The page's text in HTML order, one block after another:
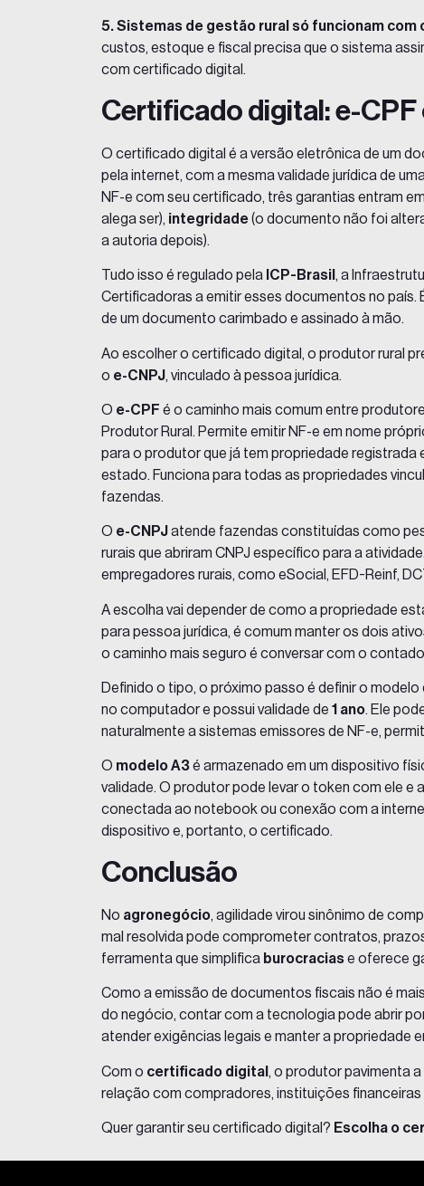
5. Sistemas de gestão rural só funcionam
custos, estoque e fiscal precisa que o sistema
com certificado digital.
Certificado digital: e-CPF
O certificado digital é a versão eletrônica de um
pela internet, com a mesma validade jurídica de
NF-e com seu certificado, três garantias entram
alega ser), integridade(o documento não foi
a autoria depois).
Tudo isso é regulado pela ICP-Brasil , a
Certificadoras a emitir esses documentos no país.
de um documento carimbado e assinado à mão.
Ao escolher o certificado digital, o produtor rural
o e-CNPJ, vinculado à pessoa jurídica.
O e-CPF é o caminho mais comum entre
Produtor Rural. Permite emitir NF-e em nome
para o produtor que já tem propriedade registrada
estado. Funciona para todas as propriedades
fazendas.
O e-CNPJatende fazendas constituídas como
rurais que abriram CNPJ específico para a
empregadores rurais, como eSocial, EFD-Reinf,
A escolha vai depender de como a propriedade
para pessoa jurídica, é comum manter os dois
o caminho mais seguro é conversar com o
Definido o tipo, o próximo passo é definir o
no computador e possui validade de 1 ano. Ele
naturalmente a sistemas emissores de NF-e,
O modelo A3é armazenado em um dispositivo
validade. O produtor pode levar o token com ele e
conectada ao notebook ou conexão com a
dispositivo e, portanto, o certificado.
Conclusão
No agronegócio, agilidade virou sinônimo de
mal resolvida pode comprometer contratos,
ferramenta que simplifica burocraciase oferece
Como a emissão de documentos fiscais não é
do negócio, contar com a tecnologia pode abrir
atender exigências legais e manter a propriedade
Com o certificado digital , o produtor pavimenta
relação com compradores, instituições financeiras
Quer garantir seu certificado digital? Escolha o